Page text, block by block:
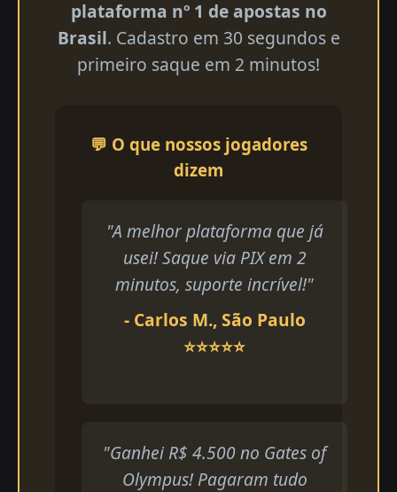
plataforma nº 1 de apostas no
Brasil. Cadastro em 30 segundos e
primeiro saque em 2 minutos!
💬 O que nossos jogadores
dizem
"A melhor plataforma que já
usei! Saque via PIX em 2
minutos, suporte incrível!"
- Carlos M., São Paulo
⭐⭐⭐⭐⭐
"Ganhei R$ 4.500 no Gates of
Olympus! Pagaram tudo